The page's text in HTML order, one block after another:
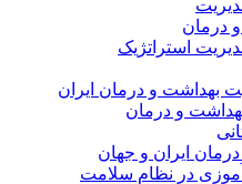
درمان
استراتژیک
بهداشت و درمان ایران
و درمان
ایران و جهان
در نظام سلامت